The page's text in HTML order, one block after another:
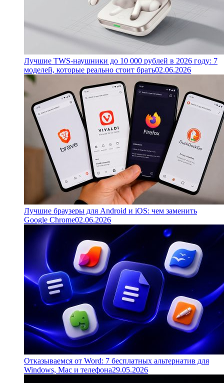
Лучшие TWS-наушники до 10 000 рублей в 2026 году: 7
моделей, которые реально стоит брать02.06.2026
Лучшие браузеры для Android и iOS: чем заменить
Google Chrome02.06.2026
Отказываемся от Word: 7 бесплатных альтернатив для
Windows, Mac и телефона29.05.2026